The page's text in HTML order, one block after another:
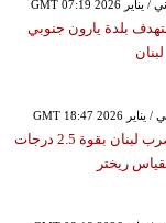
بلدة يارون جنوبي
لبنان
هزة أرضية جديدة تضرب لبنان بقوة 2.5 درجات
ريختر